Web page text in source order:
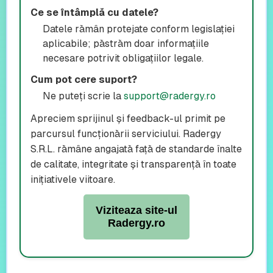
Ce se întâmplă cu datele?
Datele rămân protejate conform legislației
aplicabile; păstrăm doar informațiile
necesare potrivit obligațiilor legale.
Cum pot cere suport?
Ne puteți scrie la support@radergy.ro
Apreciem sprijinul și feedback-ul primit pe
parcursul funcționării serviciului. Radergy
S.R.L. rămâne angajată față de standarde înalte
de calitate, integritate și transparență în toate
inițiativele viitoare.
Viziteaza site-ul
Radergy.ro